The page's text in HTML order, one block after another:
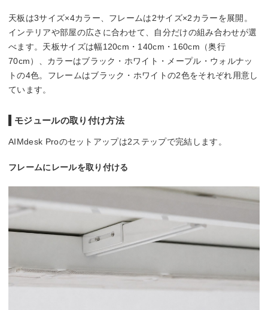
天板は3サイズ×4カラー、フレームは2サイズ×2カラーを展開。
インテリアや部屋の広さに合わせて、自分だけの組み合わせが選
べます。天板サイズは幅120cm・140cm・160cm（奥行
70cm）、カラーはブラック・ホワイト・メープル・ウォルナッ
トの4色。フレームはブラック・ホワイトの2色をそれぞれ用意し
ています。
モジュールの取り付け方法
AIMdesk Proのセットアップは2ステップで完結します。
フレームにレールを取り付ける